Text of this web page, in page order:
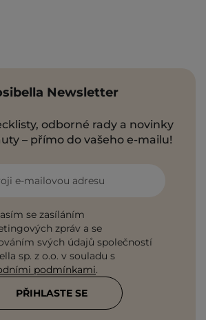
Newsletter
odborné rady a novinky
– přímo do vašeho e-mailu!
e-mailovou adresu
se zasíláním
zpráv a se
svých údajů společností
sp. z o.o. v souladu s
podmínkami.
PŘIHLASTE SE